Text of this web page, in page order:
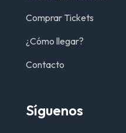
Comprar Tickets
¿Cómo llegar?
Contacto
Síguenos